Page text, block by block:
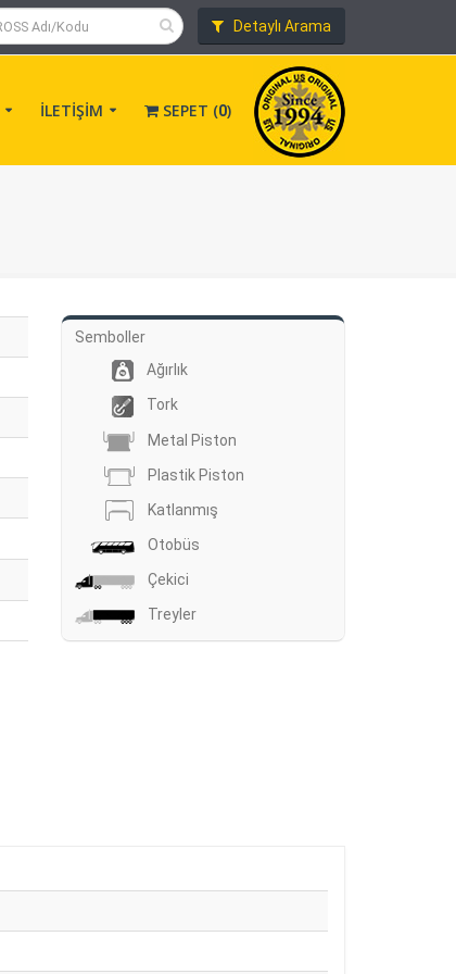
Detaylı Arama
İLETİŞİM SEPET (0)
Semboller
Ağırlık
Tork
Metal Piston
Plastik Piston
Katlanmış
Otobüs
Çekici
Treyler